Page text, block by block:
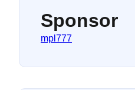
Sponsor
mpl777